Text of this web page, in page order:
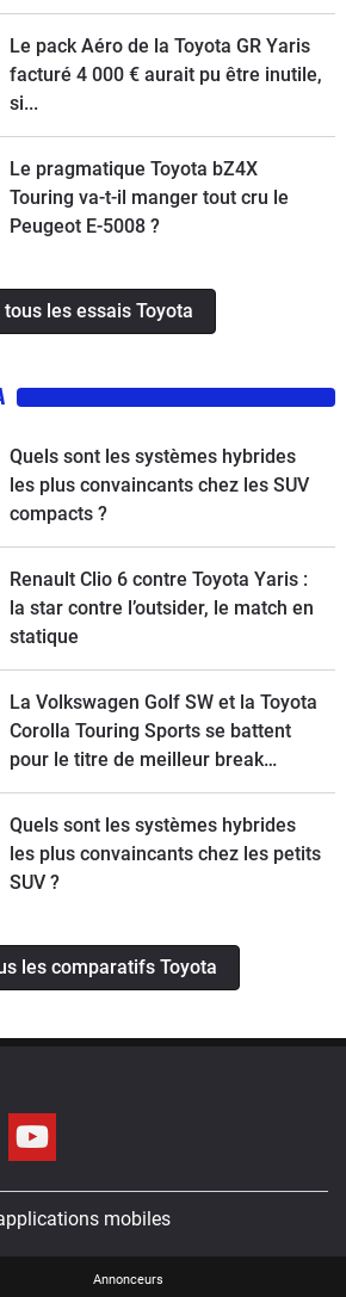
Le pack Aéro de la Toyota GR Yaris
facturé 4 000 € aurait pu être inutile,
si...
Le pragmatique Toyota bZ4X
Touring va-t-il manger tout cru le
Peugeot E-5008 ?
tous les essais Toyota
Quels sont les systèmes hybrides
les plus convaincants chez les SUV
compacts ?
Renault Clio 6 contre Toyota Yaris :
la star contre l’outsider, le match en
statique
La Volkswagen Golf SW et la Toyota
Corolla Touring Sports se battent
pour le titre de meilleur break
compact
Quels sont les systèmes hybrides
les plus convaincants chez les petits
SUV ?
les comparatifs Toyota
mobiles
Annonceurs